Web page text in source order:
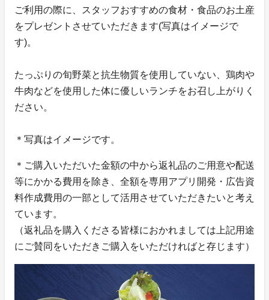
ご利用の際に、スタッフおすすめの食材・食品のお土産
をプレゼントさせていただきます(写真はイメージで
す)。
たっぷりの旬野菜と抗生物質を使用していない、鶏肉や
牛肉などを使用した体に優しいランチをお召し上がりく
ださい。
＊写真はイメージです。
＊ご購入いただいた金額の中から返礼品のご用意や配送
等にかかる費用を除き、全額を専用アプリ開発・広告資
料作成費用の一部として活用させていただきたいと考え
ています。
（返礼品を購入くださる皆様におかれましては上記用途
にご賛同をいただきご購入をいただければと存じます）